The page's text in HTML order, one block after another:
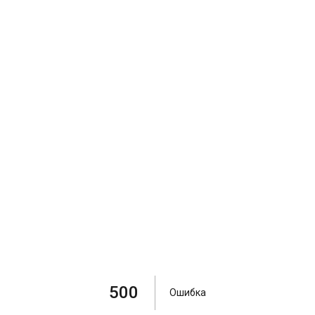
500 Ошибка